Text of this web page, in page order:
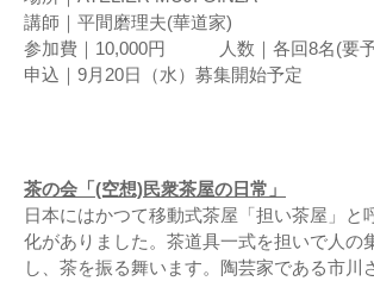
講師｜平間磨理夫(華道家)
参加費｜10,000円 人数｜各回8名(要
申込｜9月20日（水）募集開始予定
茶の会「(空想)民衆茶屋の日常」
日本にはかつて移動式茶屋「担い茶屋」と
化がありました。茶道具一式を担いで人の
し、茶を振る舞います。陶芸家である市川